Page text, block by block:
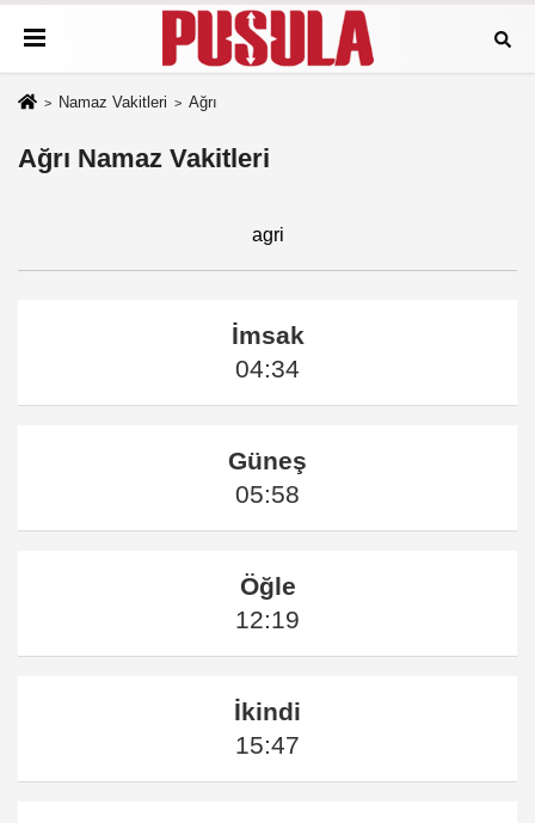
Namaz Vakitleri Ağrı
Ağrı Namaz Vakitleri
agri
İmsak
04:34
Güneş
05:58
Öğle
12:19
İkindi
15:47